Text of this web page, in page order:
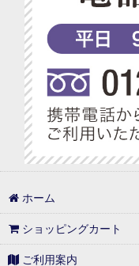
ホーム
ショッピングカート
ご利用案内